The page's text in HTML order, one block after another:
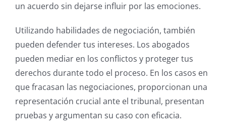
un acuerdo sin dejarse influir por las emociones.
Utilizando habilidades de negociación, también
pueden defender tus intereses. Los abogados
pueden mediar en los conflictos y proteger tus
derechos durante todo el proceso. En los casos en
que fracasan las negociaciones, proporcionan una
representación crucial ante el tribunal, presentan
pruebas y argumentan su caso con eficacia.